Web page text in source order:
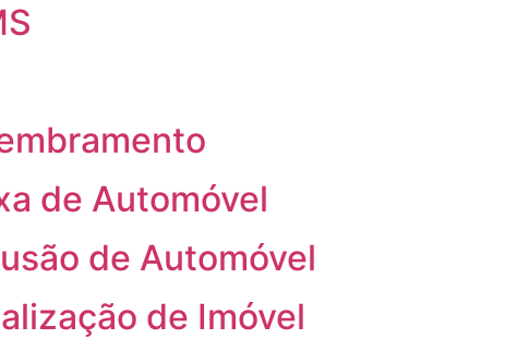
de Automóvel
de Automóvel
de Imóvel